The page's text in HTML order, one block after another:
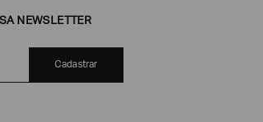
NEWSLETTER
Cadastrar